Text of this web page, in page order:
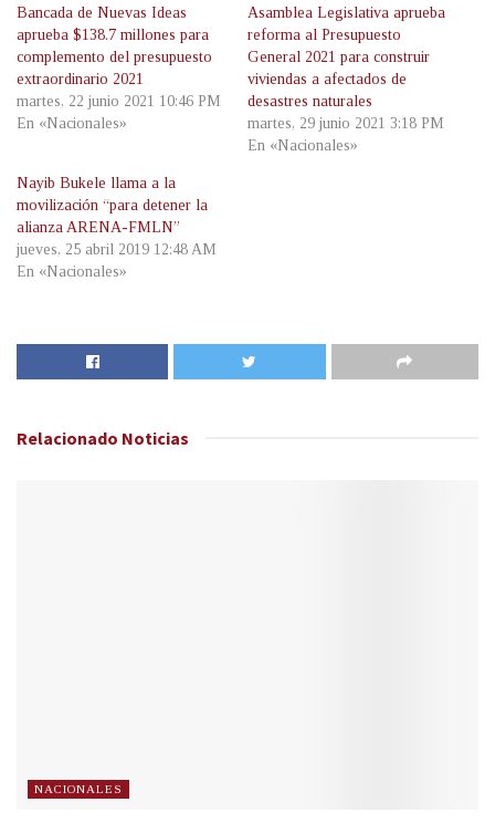
Bancada de Nuevas Ideas
aprueba $138.7 millones para
complemento del presupuesto
extraordinario 2021
martes, 22 junio 2021 10:46 PM
En «Nacionales»
Asamblea Legislativa aprueba
reforma al Presupuesto
General 2021 para construir
viviendas a afectados de
desastres naturales
martes, 29 junio 2021 3:18 PM
En «Nacionales»
Nayib Bukele llama a la
movilización “para detener la
alianza ARENA-FMLN”
jueves, 25 abril 2019 12:48 AM
En «Nacionales»
Relacionado Noticias
NACIONALES